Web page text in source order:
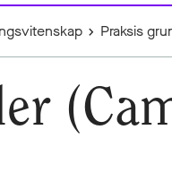
Praksis